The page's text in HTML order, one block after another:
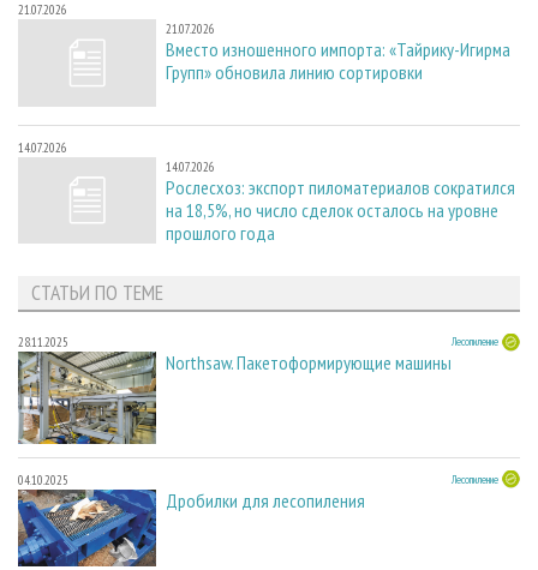
21.07.2026
21.07.2026
Вместо изношенного импорта: «Тайрику-Игирма
Групп» обновила линию сортировки
14.07.2026
14.07.2026
Рослесхоз: экспорт пиломатериалов сократился
на 18,5%, но число сделок осталось на уровне
прошлого года
СТАТЬИ ПО ТЕМЕ
28.11.2025 Лесопиление
Northsaw. Пакетоформирующие машины
04.10.2025 Лесопиление
Дробилки для лесопиления